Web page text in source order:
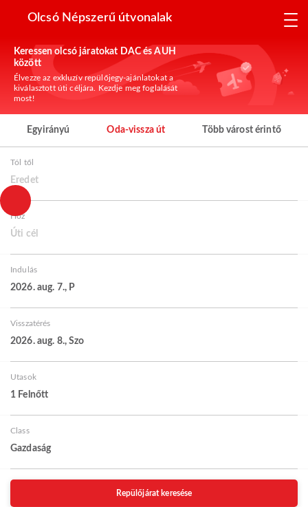
Olcsó Népszerű útvonalak
Keressen olcsó járatokat DAC és AUH
között
Élvezze az exkluzív repülőjegy-ajánlatokat a
kiválasztott úti céljára. Kezdje meg foglalását
most!
Egyirányú Oda-vissza út Több várost érintő
Tól től
Eredet
Hoz
Úti cél
Indulás
2026. aug. 7., P
Visszatérés
2026. aug. 8., Szo
Utasok
1 Felnőtt
Class
Gazdaság
Repülőjárat keresése